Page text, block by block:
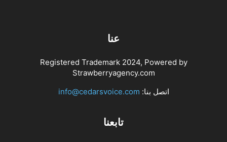
عنا
Registered Trademark 2024, Powered by
Strawberryagency.com
اتصل بنا: info@cedarsvoice.com
تابعنا